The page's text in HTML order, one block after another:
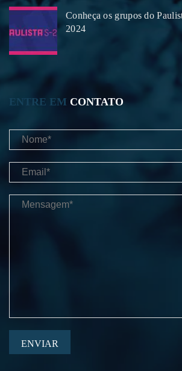
Conheça os grupos do
2024
ENTRE EM CONTATO
ENVIAR